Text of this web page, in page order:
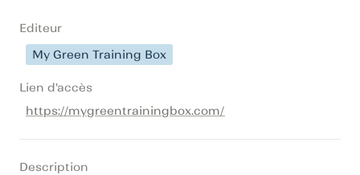
Editeur
My Green Training Box
Lien d'accès
https://mygreentrainingbox.com/
Description